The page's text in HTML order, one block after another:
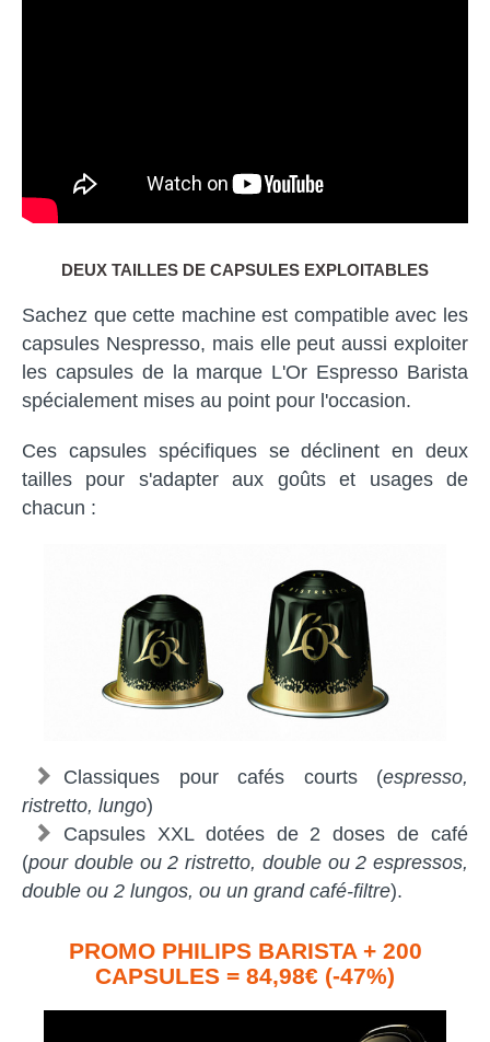
DEUX TAILLES DE CAPSULES EXPLOITABLES
Sachez que cette machine est compatible avec les
capsules Nespresso, mais elle peut aussi exploiter
les capsules de la marque L'Or Espresso Barista
spécialement mises au point pour l'occasion.
Ces capsules spécifiques se déclinent en deux
tailles pour s'adapter aux goûts et usages de
chacun :
Classiques pour cafés courts (espresso,
ristretto, lungo)
Capsules XXL dotées de 2 doses de café
(pour double ou 2 ristretto, double ou 2 espressos,
double ou 2 lungos, ou un grand café-filtre).
PROMO PHILIPS BARISTA + 200
CAPSULES = 84,98€ (-47%)